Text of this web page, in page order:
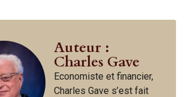
Auteur :
Charles Gave
Economiste et financier,
Charles Gave s’est fait